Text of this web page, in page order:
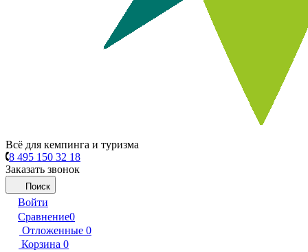
Всё для кемпинга и туризма
8 495 150 32 18
Заказать звонок
Поиск
Войти
Сравнение0
Отложенные 0
Корзина 0